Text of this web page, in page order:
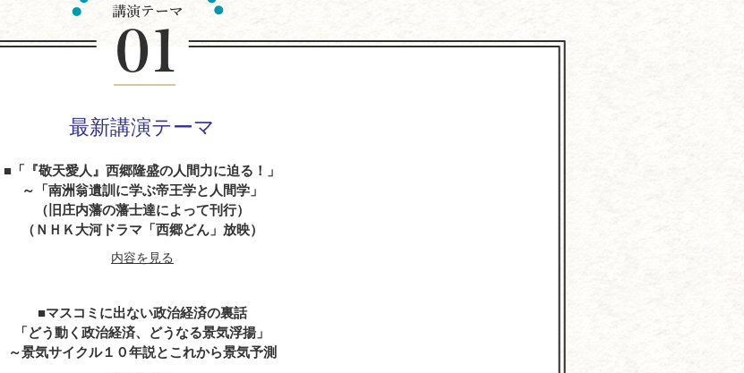
最新講演テーマ
「『敬天愛人』西郷隆盛の人間力に迫る！」
～「南洲翁遺訓に学ぶ帝王学と人間学」
（旧庄内藩の藩士達によって刊行）
（ＮＨＫ大河ドラマ「西郷どん」放映）
内容を見る
マスコミに出ない政治経済の裏話
「どう動く政治経済、どうなる景気浮揚」
～景気サイクル１０年説とこれから景気予測